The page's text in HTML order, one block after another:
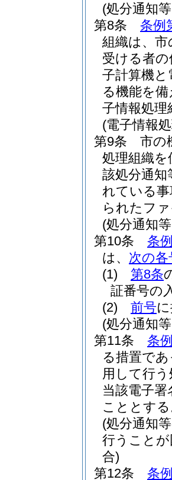
(処分通知
第8条
条例
組織は、
受ける者
子計算機
る機能を
子情報処
(電子情報
第9条
市の
処理組織
該処分通
れている
られたフ
(処分通知
第10条
条
は、 次の各
(1)
第8条
証番号の
(2)
前号
(処分通知
第11条
条
る措置で
用して行
当該電子
こととす
(処分通知
行うこと
合)
第12条
条